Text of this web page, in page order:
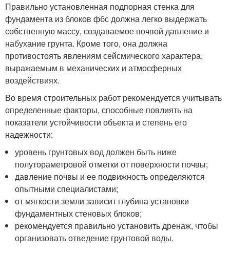
Правильно установленная подпорная стенка для
фундамента из блоков фбс должна легко выдержать
собственную массу, создаваемое почвой давление и
набухание грунта. Кроме того, она должна
противостоять явлениям сейсмического характера,
выражаемым в механических и атмосферных
воздействиях.
Во время строительных работ рекомендуется учитывать
определенные факторы, способные повлиять на
показатели устойчивости объекта и степень его
надежности:
уровень грунтовых вод должен быть ниже
полутораметровой отметки от поверхности почвы;
давление почвы и ее подвижность определяются
опытными специалистами;
от мягкости земли зависит глубина установки
фундаментных стеновых блоков;
рекомендуется правильно установить дренаж, чтобы
организовать отведение грунтовой воды.